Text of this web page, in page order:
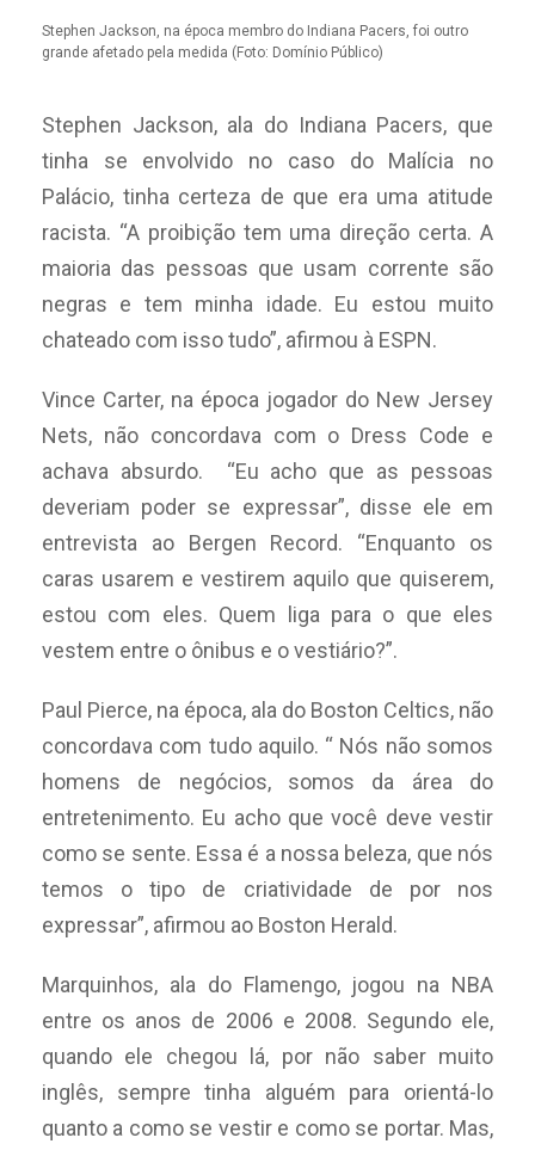
Stephen Jackson, na época membro do Indiana Pacers, foi outro
grande afetado pela medida (Foto: Domínio Público)
Stephen Jackson, ala do Indiana Pacers, que
tinha se envolvido no caso do Malícia no
Palácio, tinha certeza de que era uma atitude
racista. “A proibição tem uma direção certa. A
maioria das pessoas que usam corrente são
negras e tem minha idade. Eu estou muito
chateado com isso tudo”, afirmou à ESPN.
Vince Carter, na época jogador do New Jersey
Nets, não concordava com o Dress Code e
achava absurdo. “Eu acho que as pessoas
deveriam poder se expressar”, disse ele em
entrevista ao Bergen Record. “Enquanto os
caras usarem e vestirem aquilo que quiserem,
estou com eles. Quem liga para o que eles
vestem entre o ônibus e o vestiário?”.
Paul Pierce, na época, ala do Boston Celtics, não
concordava com tudo aquilo. “ Nós não somos
homens de negócios, somos da área do
entretenimento. Eu acho que você deve vestir
como se sente. Essa é a nossa beleza, que nós
temos o tipo de criatividade de por nos
expressar”, afirmou ao Boston Herald.
Marquinhos, ala do Flamengo, jogou na NBA
entre os anos de 2006 e 2008. Segundo ele,
quando ele chegou lá, por não saber muito
inglês, sempre tinha alguém para orientá-lo
quanto a como se vestir e como se portar. Mas,